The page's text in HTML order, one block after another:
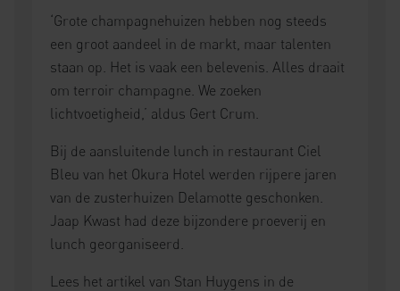
‘Grote champagnehuizen hebben nog steeds
een groot aandeel in de markt, maar talenten
staan op. Het is vaak een belevenis. Alles draait
om terroir champagne. We zoeken
lichtvoetigheid,’ aldus Gert Crum.
Bij de aansluitende lunch in restaurant Ciel
Bleu van het Okura Hotel werden rijpere jaren
van de zusterhuizen Delamotte geschonken.
Jaap Kwast had deze bijzondere proeverij en
lunch georganiseerd.
Lees het artikel van Stan Huygens in de